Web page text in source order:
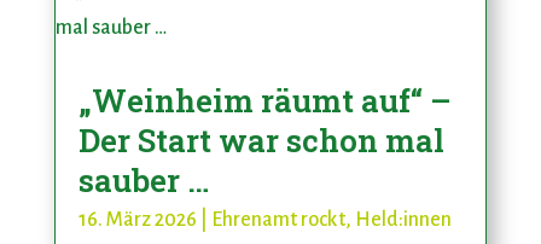
„Weinheim räumt auf“ –
Der Start war schon mal
sauber …
16. März 2026 Ehrenamt rockt, Held:innen